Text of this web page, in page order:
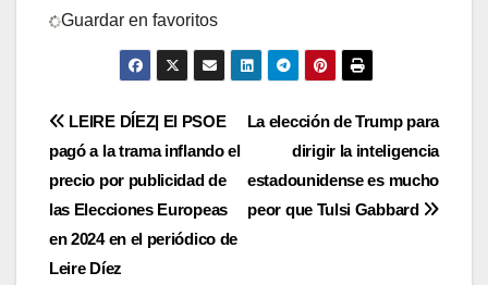
Guardar en favoritos
Post
navigation
La elección de Trump para
dirigir la inteligencia
estadounidense es mucho
peor que Tulsi Gabbard
LEIRE DÍEZ| El PSOE
pagó a la trama inflando el
precio por publicidad de
las Elecciones Europeas
en 2024 en el periódico de
Leire Díez